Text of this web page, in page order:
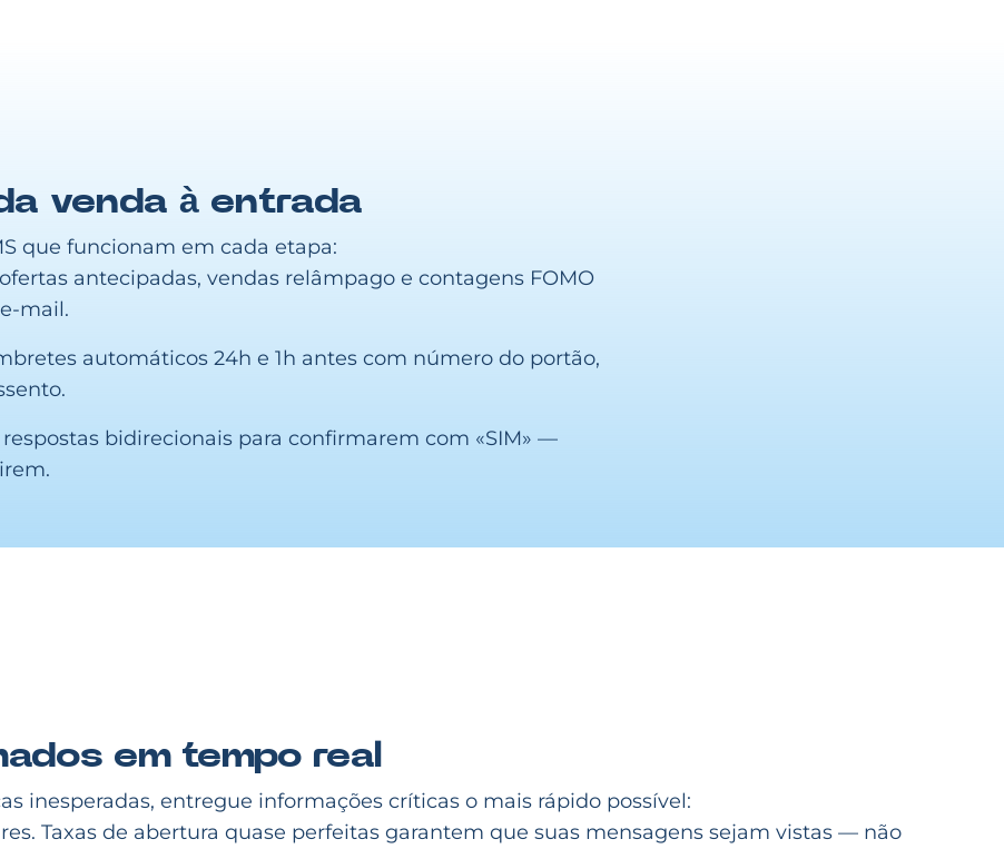
venda à entrada
que funcionam em cada etapa:
antecipadas, vendas relâmpago e contagens FOMO
mail.
automáticos 24h e 1h antes com número do portão,
bidirecionais para confirmarem com «SIM» —
em tempo real
inesperadas, entregue informações críticas o mais rápido possível:
Taxas de abertura quase perfeitas garantem que suas mensagens sejam vistas — não